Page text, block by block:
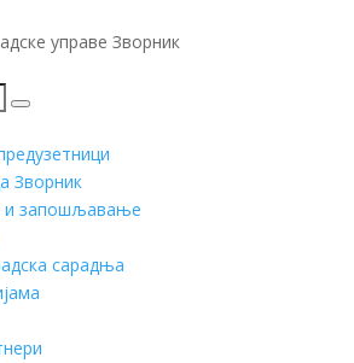
управе Зворник
Претражи
Зворник
и запошљавање
сарадња